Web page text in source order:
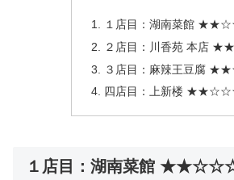
１店目：湖南菜館
２店目：川香苑 本店
３店目：麻辣王豆腐
四店目：上新楼
１店目：湖南菜館